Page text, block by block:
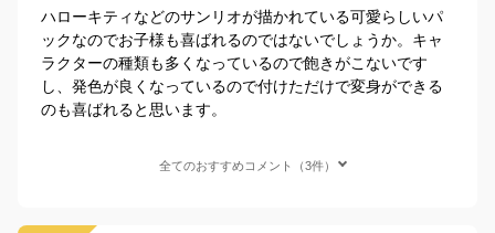
ハローキティなどのサンリオが描かれている可愛らしいパ
ックなのでお子様も喜ばれるのではないでしょうか。キャ
ラクターの種類も多くなっているので飽きがこないです
し、発色が良くなっているので付けただけで変身ができる
のも喜ばれると思います。
全てのおすすめコメント（3件）